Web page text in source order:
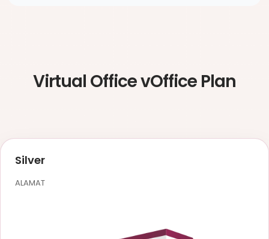
Virtual Office vOffice Plan
Silver
ALAMAT